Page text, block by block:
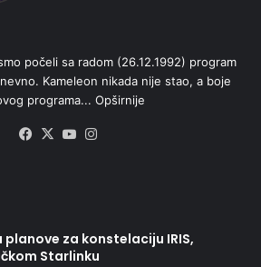
počeli sa radom (26.12.1992) program
Kameleon nikada nije stao, a boje
programa... Opširnije
Facebook
X YouTube
za konstelaciju IRIS,
Starlinku